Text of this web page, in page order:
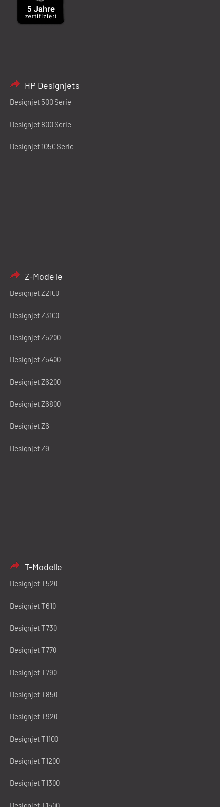
HP Designjets
Designjet 500 Serie
Designjet 800 Serie
Designjet 1050 Serie
Z-Modelle
Designjet Z2100
Designjet Z3100
Designjet Z5200
Designjet Z5400
Designjet Z6200
Designjet Z6800
Designjet Z6
Designjet Z9
T-Modelle
Designjet T520
Designjet T610
Designjet T730
Designjet T770
Designjet T790
Designjet T850
Designjet T920
Designjet T1100
Designjet T1200
Designjet T1300
Designjet T1500